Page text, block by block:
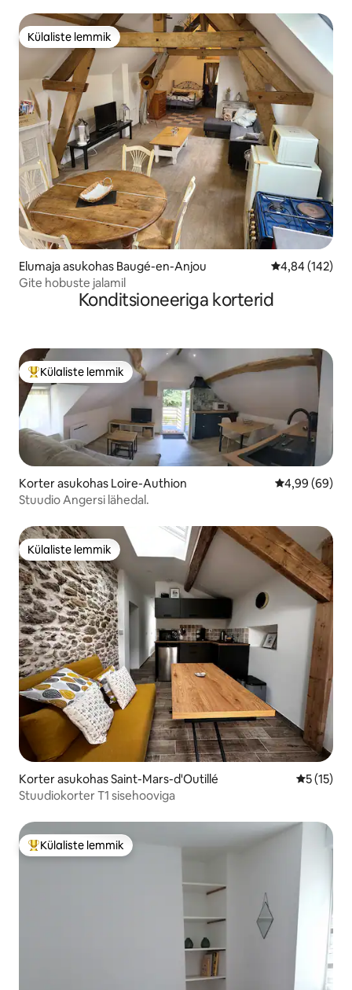
Külaliste lemmik
Külaliste lemmik
Elumaja asukohas Baugé-en-Anjou Keskmine
4,84 (142)
Gite hobuste jalamil
Konditsioneeriga korterid
Külaliste suur lemmik
Külaliste lemmik
Korter asukohas Loire-Authion Keskmine
4,99 (69)
Stuudio Angersi lähedal.
Külaliste lemmik
Külaliste lemmik
Korter asukohas Saint-Mars-d'Outillé
5 (15)
Stuudiokorter T1 sisehooviga
Külaliste suur lemmik
Külaliste lemmik